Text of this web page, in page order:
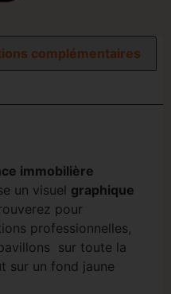
complémentaires
immobilière
un visuel graphique
pour
professionnelles,
sur toute la
sur un fond jaune